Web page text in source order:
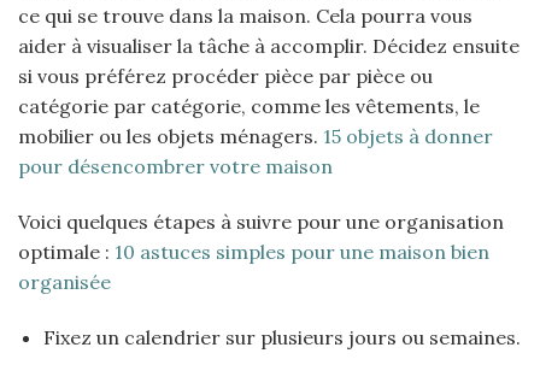
ce qui se trouve dans la maison. Cela pourra vous
aider à visualiser la tâche à accomplir. Décidez ensuite
si vous préférez procéder pièce par pièce ou
catégorie par catégorie, comme les vêtements, le
mobilier ou les objets ménagers. 15 objets à donner
pour désencombrer votre maison
Voici quelques étapes à suivre pour une organisation
optimale : 10 astuces simples pour une maison bien
organisée
Fixez un calendrier sur plusieurs jours ou semaines.